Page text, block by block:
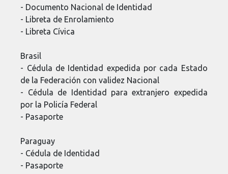
- Documento Nacional de Identidad
- Libreta de Enrolamiento
- Libreta Cívica
Brasil
- Cédula de Identidad expedida por cada Estado
de la Federación con validez Nacional
- Cédula de Identidad para extranjero expedida
por la Policía Federal
- Pasaporte
Paraguay
- Cédula de Identidad
- Pasaporte